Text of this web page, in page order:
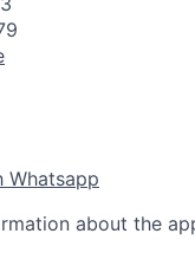
Whatsapp
about the